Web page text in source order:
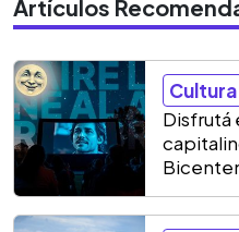
Artículos
Disfrutá